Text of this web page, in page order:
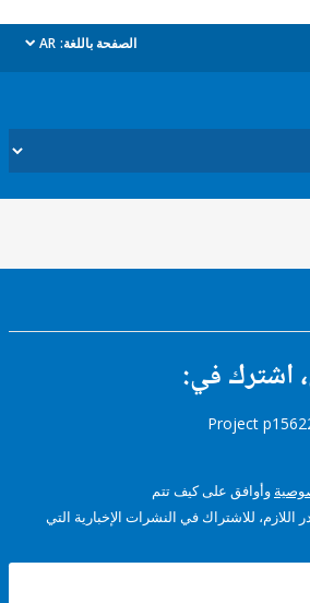
الصفحة باللغة: AR
dropdown
في:
على كيف تتم
في النشرات الإخبارية التي